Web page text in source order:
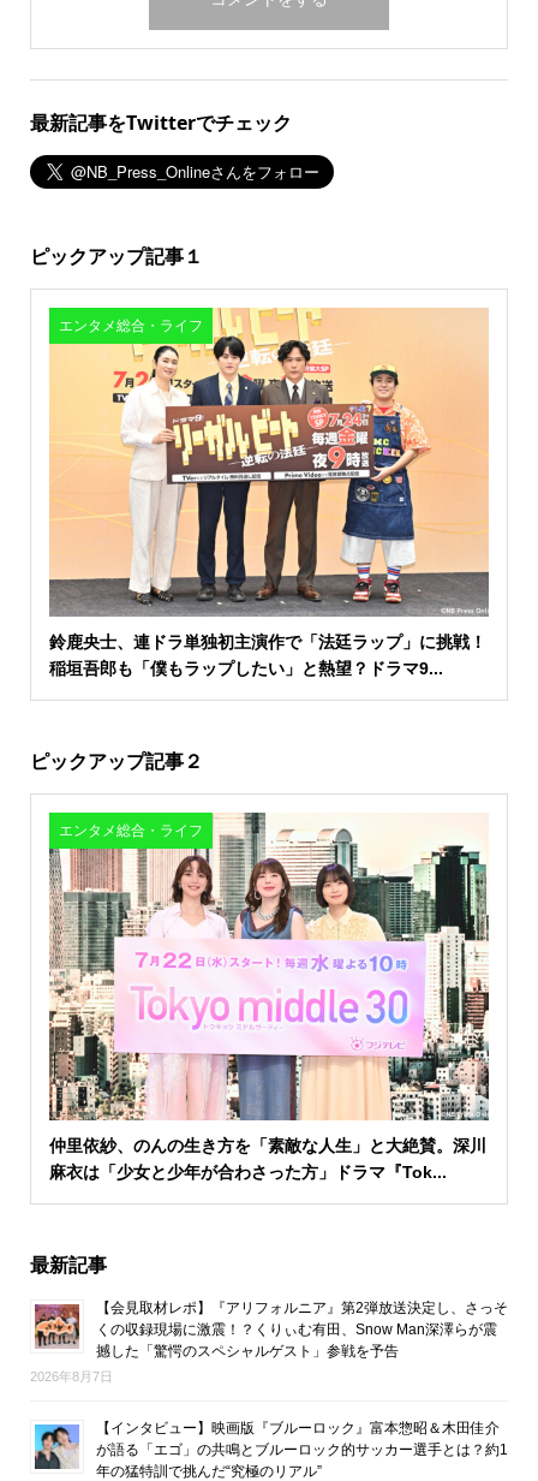
最新記事をTwitterでチェック
ピックアップ記事１
エンタメ総合・ライフ
鈴鹿央士、連ドラ単独初主演作で「法廷ラップ」に挑戦！
稲垣吾郎も「僕もラップしたい」と熱望？ドラマ9...
ピックアップ記事２
エンタメ総合・ライフ
仲里依紗、のんの生き方を「素敵な人生」と大絶賛。深川
麻衣は「少女と少年が合わさった方」ドラマ『Tok...
最新記事
【会見取材レポ】『アリフォルニア』第2弾放送決定し、さっそ
くの収録現場に激震！？くりぃむ有田、Snow Man深澤らが震
撼した「驚愕のスペシャルゲスト」参戦を予告
2026年8月7日
【インタビュー】映画版『ブルーロック』富本惣昭＆木田佳介
が語る「エゴ」の共鳴とブルーロック的サッカー選手とは？約1
年の猛特訓で挑んだ“究極のリアル”